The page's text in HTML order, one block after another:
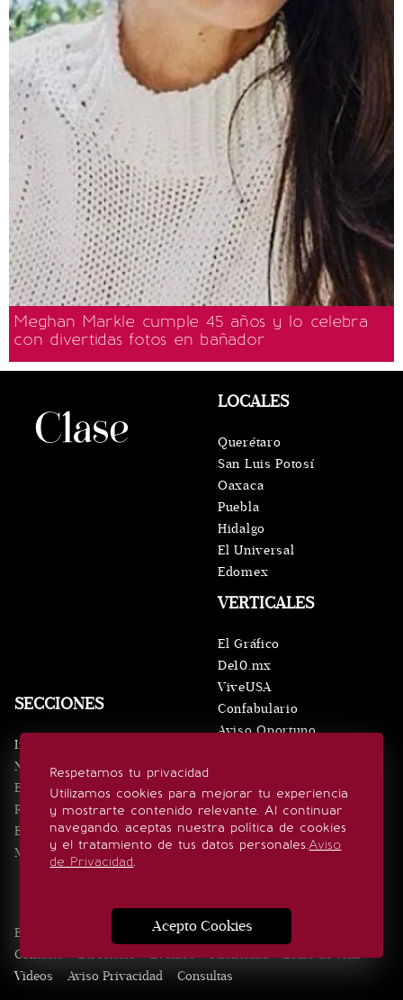
Meghan Markle cumple 45 años y lo celebra
con divertidas fotos en bañador
Respetamos tu privacidad
Utilizamos cookies para mejorar tu experiencia
y mostrarte contenido relevante. Al continuar
navegando, aceptas nuestra política de cookies
y el tratamiento de tus datos personales.Aviso
de Privacidad.
Acepto Cookies
SECCIONES
Inicio
Noticias
Eventos
Realeza
Estilo de vida
Minuto x Minuto
VERTICALES
El Gráfico
De10.mx
ViveUSA
Confabulario
Aviso Oportuno
LOCALES
Querétaro
San Luis Potosí
Oaxaca
Puebla
Hidalgo
El Universal
Edomex
SÍGUENOS
Edición Impresa Noticias Quiénes somos
Contacto
Directorio Eventos Publicidad
Estilo de vida
Videos
Aviso Privacidad
Consultas